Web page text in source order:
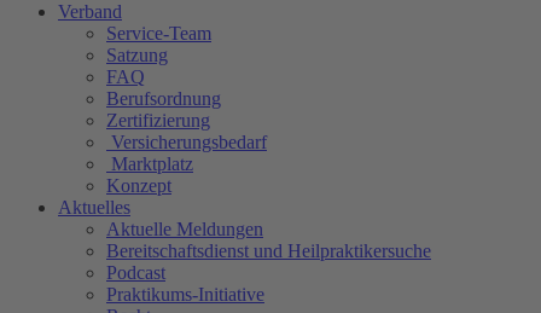
Verband
Service-Team
Satzung
FAQ
Berufsordnung
Zertifizierung
Versicherungsbedarf
Marktplatz
Konzept
Aktuelles
Aktuelle Meldungen
Bereitschaftsdienst und Heilpraktikersuche
Podcast
Praktikums-Initiative